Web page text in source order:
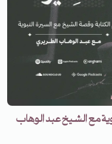
مع الشيخ عبد الوهاب